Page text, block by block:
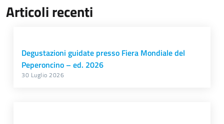
Articoli recenti
Degustazioni guidate presso Fiera Mondiale del
Peperoncino – ed. 2026
30 Luglio 2026